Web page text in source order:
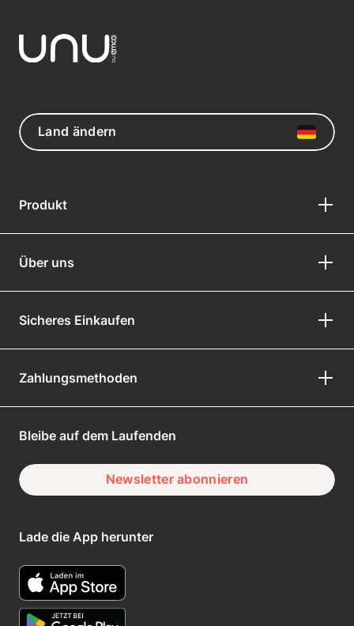
Land ändern
Produkt
Über uns
Zahlungsmethoden
Sicheres Einkaufen
Bleibe auf dem Laufenden
Newsletter abonnieren
Lade die App herunter